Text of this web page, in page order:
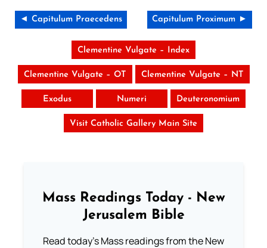
◄ Capitulum Praecedens Capitulum Proximum ►
Clementine Vulgate – Index
Clementine Vulgate – OT Clementine Vulgate – NT
Exodus Numeri Deuteronomium
Visit Catholic Gallery Main Site
Mass Readings Today - New
Jerusalem Bible
Read today's Mass readings from the New